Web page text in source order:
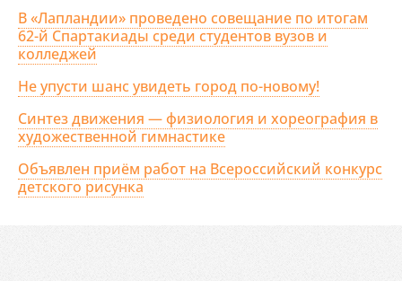
В «Лапландии» проведено совещание по итогам
62-й Спартакиады среди студентов вузов и
колледжей
Не упусти шанс увидеть город по-новому!
Синтез движения — физиология и хореография в
художественной гимнастике
Объявлен приём работ на Всероссийский конкурс
детского рисунка